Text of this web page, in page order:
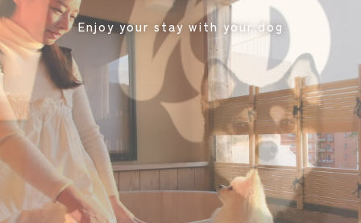
Enjoy your stay with your dog